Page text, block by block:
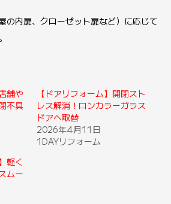
の内扉、クローゼット扉など）に応じて
舗や
不具
【ドアリフォーム】開閉スト
レス解消！ロンカラーガラス
ドアへ取替
2026年4月11日
1DAYリフォーム
軽く
ムー